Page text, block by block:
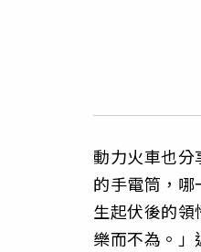
動力火車也
的手電筒，
生起伏後的
樂而不為。